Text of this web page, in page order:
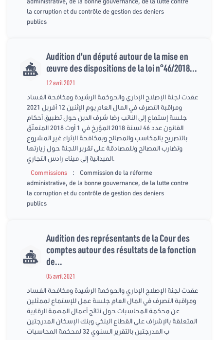
la corruption et du contrôle de gestion des deniers
publics
Audition d'un député autour de la mise en
œuvre des dispositions de la loi n°46/2018...
12 avril 2021
عقدت لجنة الإصلاح الإداري والحوكمة الرشيدة ومكافحة الفساد
ومراقبة التصرف في المال العام يوم الإثنين 12 أفريل 2021
جلسة إستماع إلى النائب رضا شرف الدين حول تطبيق أحكام
القانون عدد 46 لسنة 2018 المؤرخ في 1 أوت 2018 المتعلّق
بالتصريح بالمكاسب والمصالح وبمكافحة الإثراء غير المشروع
وتضارب المصالح وللمصادقة على تقرير اللجنة حول زيارتها
الميدانية إلى ميناء رادس التجاري.
Commissions
:
Commission de la réforme
administrative, de la bonne gouvernance, de la lutte contre
la corruption et du contrôle de gestion des deniers
publics
Audition des représentants de la Cour des
comptes autour des résultats de la fonction
de...
05 avril 2021
عقدت لجنة الإصلاح الإداري والحوكمة الرشيدة ومكافحة الفساد
ومراقبة التصرف في المال العام جلسة عمل للإستماع لممثلين
عن محكمة المحاسبات حول نتائج أعمال المهمة الرقابية
المتعلقة بالإشراف على القطاع البنكي وبنك الإسكان المدرجتين
ب المدرجتين بالتقرير السنوي 32 لمحكمة المحاسبات